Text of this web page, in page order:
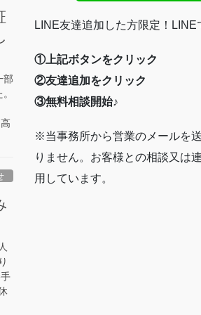
部
LINE友達追加した方限定！LINE
①上記ボタンをクリック
②友達追加をクリック
③無料相談開始♪
※当事務所から営業のメールを
りません。お客様との相談又は
用しています。